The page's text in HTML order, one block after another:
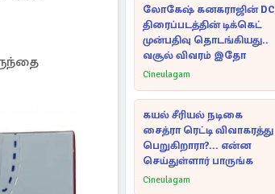
லோகேஷ் கனகராஜின் DC
திரைப்படத்தின் டிக்கெட்
முன்பதிவு தொடங்கியது..
வசூல் விவரம் இதோ
Cineulagam
கயல் சீரியல் நடிகை
சைத்ரா ரெட்டி விவாகரத்து
பெறுகிறாரா?... என்ன
செய்துள்ளார் பாருங்க
Cineulagam